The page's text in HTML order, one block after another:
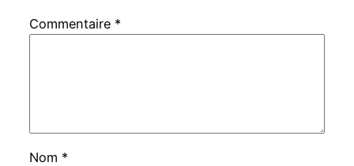
Commentaire *
Nom *